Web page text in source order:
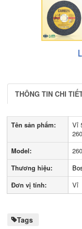
THÔNG TIN CHI
Tên sản phẩm:
Vỉ
Model:
Thương hiệu:
Đơn vị tính:
Vỉ
Tags